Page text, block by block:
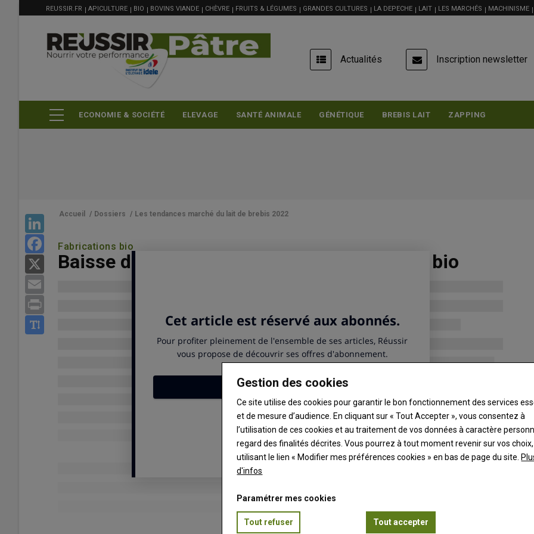
contenu
MENU
FILIÈRE
REUSSIR.FR APICULTURE BIO BOVINS VIANDE CHÈVRE FRUITS & LÉGUMES GRANDES CULTURES LA DEPECHE LAIT LES MARCHÉS MACHINISME
USER
ACCOUNT
MENU
Actualités Inscription newsletter
ECONOMIE & SOCIÉTÉ ELEVAGE SANTÉ ANIMALE GÉNÉTIQUE BREBIS LAIT ZAPPING
Facebook
Accueil / Dossiers / Les tendances marché du lait de brebis 2022
Fabrications bio
Baisse des fabrications de produits laitiers bio
Rédaction Réussir
Gestion des cookies
Ce site utilise des cookies pour garantir le bon fonctionnement des services
et de mesure d’audience. En cliquant sur « Tout Accepter », vous consentez à
l’utilisation de ces cookies et au traitement de vos données à caractère
regard des finalités décrites. Vous pourrez à tout moment revenir sur vos
utilisant le lien « Modifier mes préférences cookies » en bas de page du site.
d'infos
Paramétrer mes cookies
Tout refuser Tout accepter